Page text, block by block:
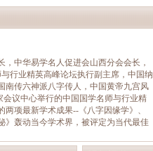
，中华易学名人促进会山西分会会长，
行业精英高峰论坛执行副主席，中国纳
南传六神派八字传人，中国黄帝九宫风
会议中心举行的中国国学名师与行业精
项最新学术成果--《八字因缘学》、
》轰动当今学术界，被评定为当代最佳